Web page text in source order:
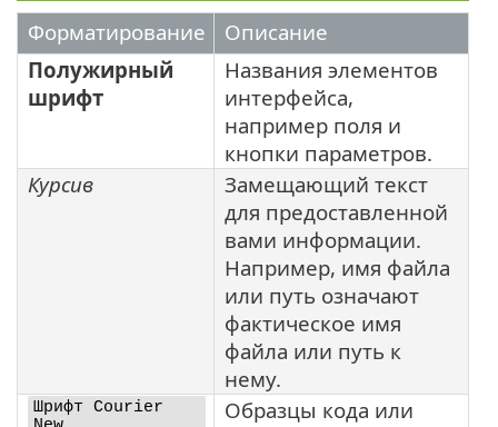
Форматирование
Описание
Полужирный
шрифт
Названия элементов
интерфейса,
например поля и
кнопки параметров.
Курсив
Замещающий текст
для предоставленной
вами информации.
Например, имя файла
или путь означают
фактическое имя
файла или путь к
нему.
Шрифт Courier
Образцы кода или